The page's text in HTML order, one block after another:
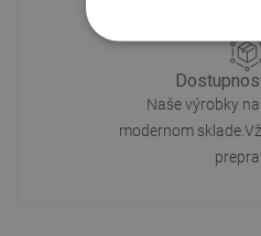
Naše výrobky
modernom